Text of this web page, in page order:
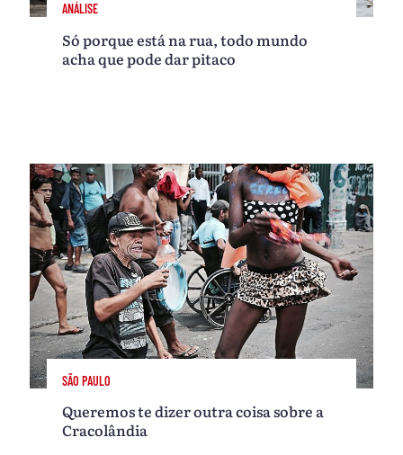
ANÁLISE
Só porque está na rua, todo mundo
acha que pode dar pitaco
SÃO PAULO
Queremos te dizer outra coisa sobre a
Cracolândia